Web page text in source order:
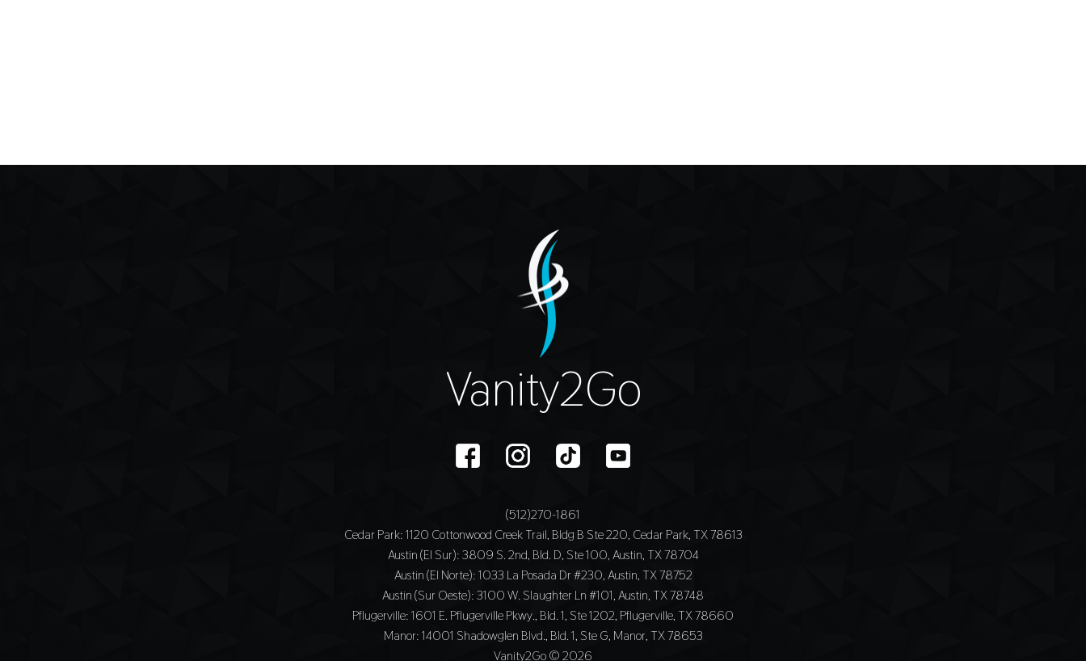
Vanity2Go
(512)270-1861
Cedar Park: 1120 Cottonwood Creek Trail, Bldg B Ste 220, Cedar Park, TX 78613
Austin (El Sur): 3809 S. 2nd, Bld. D, Ste 100, Austin, TX 78704
Austin (El Norte): 1033 La Posada Dr #230, Austin, TX 78752
Austin (Sur Oeste): 3100 W. Slaughter Ln #101, Austin, TX 78748
Pflugerville: 1601 E. Pflugerville Pkwy., Bld. 1, Ste 1202, Pflugerville, TX 78660
Manor: 14001 Shadowglen Blvd., Bld. 1, Ste G, Manor, TX 78653
Vanity2Go © 2026